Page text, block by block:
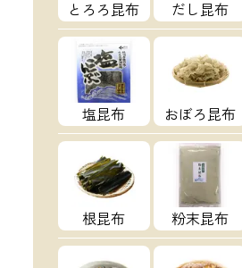
とろろ昆布 だし昆布
塩昆布 おぼろ昆布
根昆布 粉末昆布